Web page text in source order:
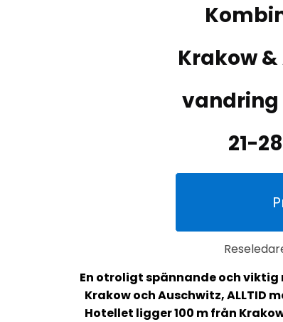
Krakow
vandring
21-
En otroligt spännande och viktig
Krakow och Auschwitz, ALLTID
Hotellet ligger 100 m från